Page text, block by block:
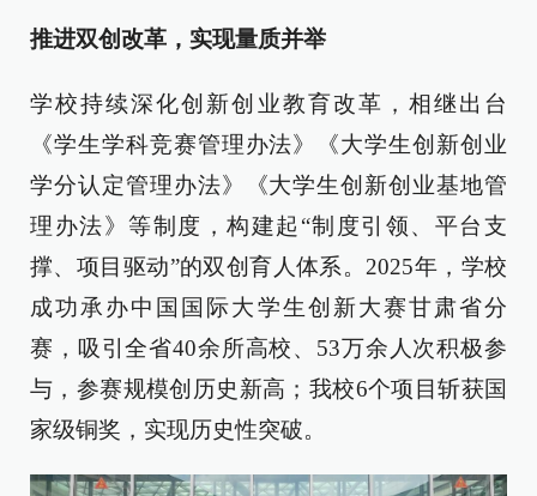
推进双创改革，实现量质并举
学校持续深化创新创业教育改革，相继出台
《学生学科竞赛管理办法》《大学生创新创业
学分认定管理办法》《大学生创新创业基地管
理办法》等制度，构建起“制度引领、平台支
撑、项目驱动”的双创育人体系。2025年，学校
成功承办中国国际大学生创新大赛甘肃省分
赛，吸引全省40余所高校、53万余人次积极参
与，参赛规模创历史新高；我校6个项目斩获国
家级铜奖，实现历史性突破。